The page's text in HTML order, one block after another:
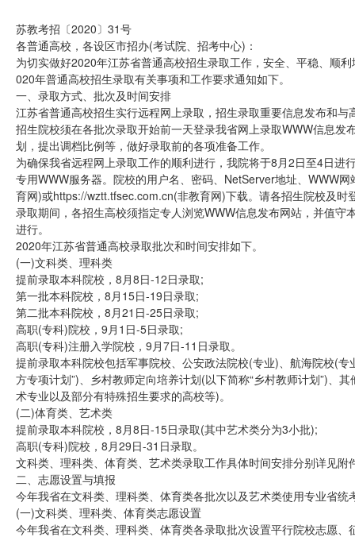
苏教考招〔2020〕31号
各普通高校，各设区市招办(考试院、招考中心)：
为切实做好2020年江苏省普通高校招生录取工作，安全、平稳、顺
020年普通高校招生录取有关事项和工作要求通知如下。
一、录取方式、批次及时间安排
江苏省普通高校招生实行远程网上录取，招生录取重要信息发布和
招生院校须在各批次录取开始前一天登录我省网上录取WWW信息
划，提出调档比例等，做好录取前的各项准备工作。
为确保我省远程网上录取工作的顺利进行，我院将于8月2日至4日
专用WWW服务器。院校的用户名、密码、NetServer地址、WWW
育网)或https://wztt.tfsec.com.cn(非教育网)下载。请各招生院校及
录取期间，各招生高校须指定专人浏览WWW信息发布网站，并值
进行。
2020年江苏省普通高校录取批次和时间安排如下。
(一)文科类、理科类
提前录取本科院校，8月8日-12日录取;
第一批本科院校，8月15日-19日录取;
第二批本科院校，8月21日-25日录取;
高职(专科)院校，9月1日-5日录取;
高职(专科)注册入学院校，9月7日-11日录取。
提前录取本科院校包括军事院校、公安政法院校(专业)、航海院校(
方专项计划”)、乡村教师定向培养计划(以下简称“乡村教师计划”)、
术专业以及部分有特殊招生要求的高校等)。
(二)体育类、艺术类
提前录取本科院校，8月8日-15日录取(其中艺术类分为3小批);
高职(专科)院校，8月29日-31日录取。
文科类、理科类、体育类、艺术类录取工作具体时间安排分别详见附
二、志愿设置与填报
今年我省在文科类、理科类、体育类各批次以及艺术类使用专业省
(一)文科类、理科类、体育类志愿设置
今年我省在文科类、理科类、体育类各录取批次设置平行院校志愿